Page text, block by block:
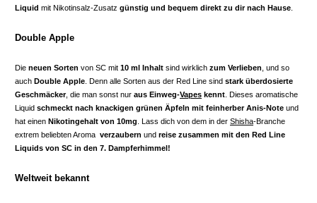
Liquid mit Nikotinsalz-Zusatz günstig und bequem direkt zu dir nach Hause
Double Apple
Die neuen Sorten von SC mit 10 ml Inhalt sind wirklich zum Verlieben , und so
auch Double Apple . Denn alle Sorten aus der Red Line sind stark überdosierte
Geschmäcker, die man sonst nur aus Einweg-Vapes kennt . Dieses aromatische
Liquid schmeckt nach knackigen grünen Äpfeln mit feinherber Anis-Note und
hat einen Nikotingehalt von 10mg . Lass dich von dem in der Shisha-Branche
extrem beliebten Aroma verzaubern und reise zusammen mit den Red Line
Liquids von SC in den 7. Dampferhimmel!
Weltweit bekannt